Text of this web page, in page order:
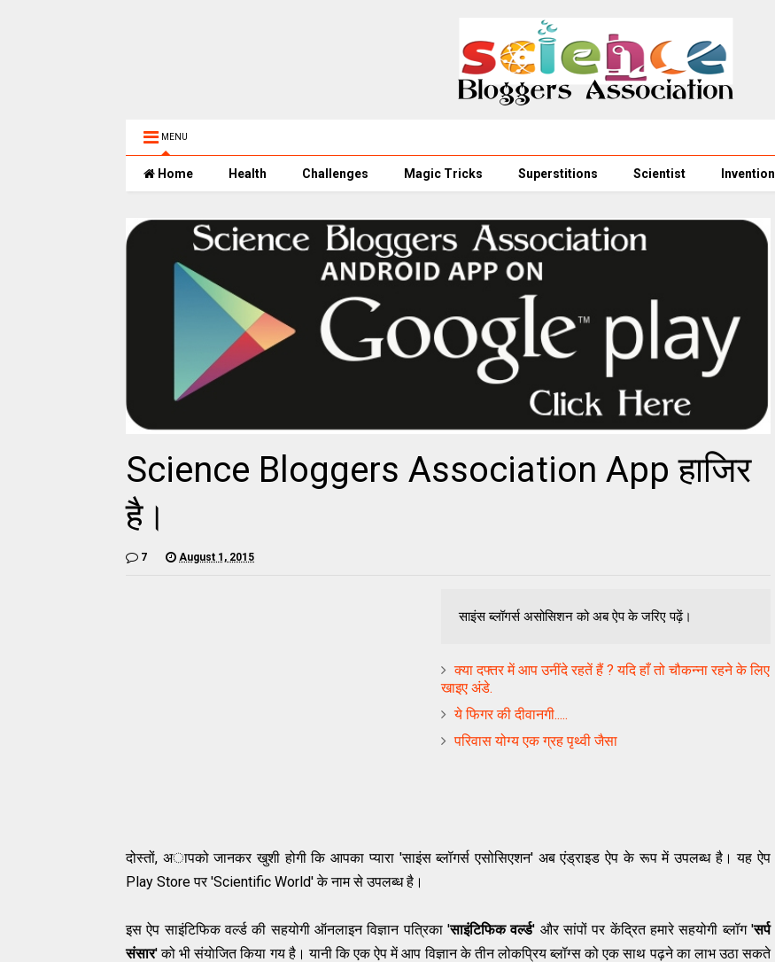
MENU
Home Health Challenges Magic Tricks Superstitions Scientist Invention
Science Bloggers Association App हाजिर
है।
7 August 1, 2015
साइंस ब्लॉगर्स असोसिशन को अब ऐप के जरिए पढ़ें।
क्या दफ्तर में आप उनींदे रहतें हैं ? यदि हाँ तो चौकन्ना रहने के लिए
खाइए अंडे.
ये फिगर की दीवानगी.....
परिवास योग्य एक ग्रह पृथ्वी जैसा
दोस्तों, अापको जानकर खुशी होगी कि आपका प्यारा 'साइंस ब्लॉगर्स एसोसिएशन' अब एंड्राइड ऐप के रूप में उपलब्ध है। यह ऐप
Play Store पर 'Scientific World' के नाम से उपलब्ध है।
इस ऐप साइंटिफिक वर्ल्ड की सहयोगी ऑनलाइन विज्ञान पत्रिका 'साइंटिफिक वर्ल्ड' और सांपों पर केंद्रित हमारे सहयोगी ब्लॉग 'सर्प
संसार' को भी संयाेजित किया गय है। यानी कि एक ऐप में आप विज्ञान के तीन लोकप्रिय ब्लॉग्स को एक साथ पढ़ने का लाभ उठा सकते